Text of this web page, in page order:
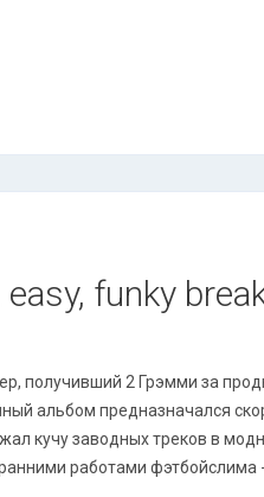
funky
получивший 2 Грэмми за
альбом предназначался
кучу заводных треков в
работами фэтбойслима